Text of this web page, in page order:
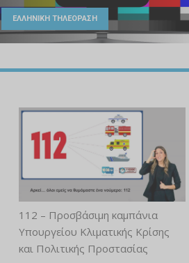
ΕΛΛΗΝΙΚΗ ΤΗΛΕΟΡΑΣΗ
112 – Προσβάσιμη καμπάνια
Υπουργείου Κλιματικής Κρίσης
και Πολιτικής Προστασίας